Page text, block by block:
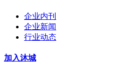
企业内刊
企业新闻
行业动态
加入沐城